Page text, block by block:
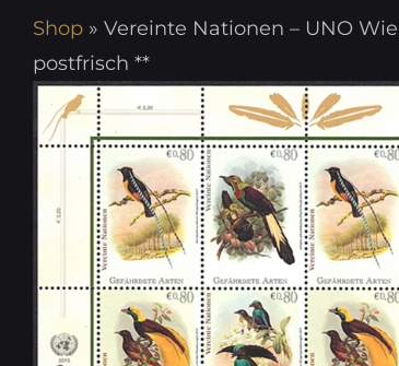
Shop » Vereinte Nationen – UNO
postfrisch **